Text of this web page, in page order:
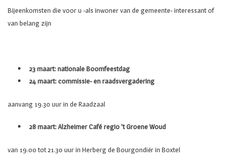
Bijeenkomsten die voor u -als inwoner van de gemeente- interessant of
van belang zijn
23 maart: nationale Boomfeestdag
24 maart: commissie- en raadsvergadering
aanvang 19.30 uur in de Raadzaal
28 maart: Alzheimer Café regio ’t Groene Woud
van 19.00 tot 21.30 uur in Herberg de Bourgondiër in Boxtel